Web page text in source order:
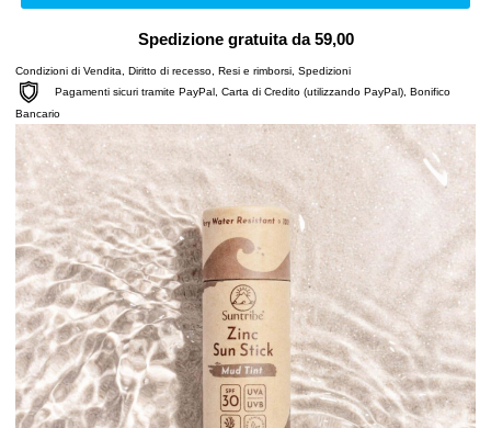
Spedizione gratuita da 59,00
Condizioni di Vendita Diritto di recesso Resi e rimborsi Spedizioni
Pagamenti sicuri tramite PayPal, Carta di Credito (utilizzando PayPal), Bonifico
Bancario